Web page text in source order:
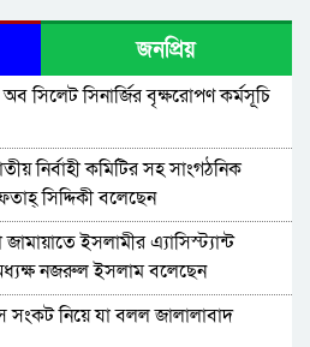
দোকান মালিক ব্যবসায়ী সমিতির
সম্পন্ন
পয়েন্ট থেকে গ্রে*প্তা*র ২
ব্যবসাবান্ধব পরিবেশ নিশ্চিতে
বিজয়ী করুন -মাওলানা হাবিবুর রহমান
প্লাস্টিক বস্তায় যা পেল র‌্যাব
জনপ্রিয়
অব সিলেট সিনার্জির বৃক্ষরোপণ কর্মসূচি
নির্বাহী কমিটির সহ সাংগঠনিক
সিদ্দিকী বলেছেন
ইসলামীর এ্যাসিস্ট্যান্ট
নজরুল ইসলাম বলেছেন
সংকট নিয়ে যা বলল জালালাবাদ